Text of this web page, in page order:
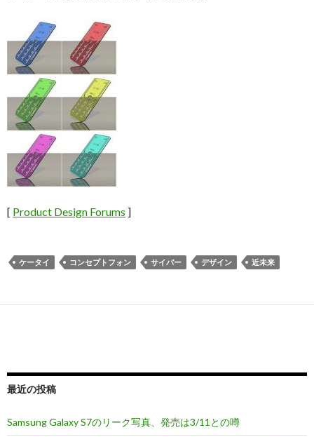
[ Product Design Forums ]
ケータイ コンセプトフォン サイバー デザイン 近未来
最近の投稿
Samsung Galaxy S7のリーク写真、発売は3/11との噂